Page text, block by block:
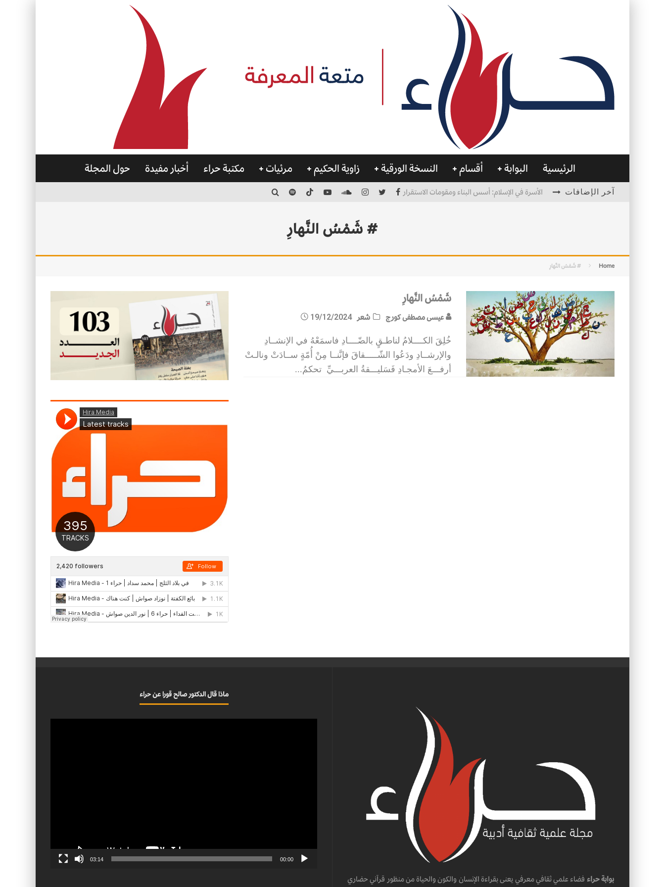
الرئيسية البوابة أقسام النسخة الورقية زاوية الحكيم مرئيات مكتبة حراء أخبار مفيدة حول المجلة
آخر الإضافات الأسرة في الإسلام: أسس البناء ومقومات الاستقرار
# شَمْسُ النَّهارِ
Home # شَمْسُ النَّهارِ
شَمْسُ النَّهارِ
عيسى مصطفى كورج شعر 19/12/2024
خُلِقَ الكــــلامُ لناطـقٍ بالضّــــادِ فاسمَعْهُ في الإنشــادِ
والإرشــادِ ودَعُوا الشّـــــقاقَ فإنَّنــا مِنْ أُمّةٍ ســادَتْ ونالـتْ
أرفـــعَ الأمجـادِ فَسَليـــقةُ العربـــيِّ تحكمُ...
بوابة حراء فضاء علمي ثقافي معرفي يعنى بقراءة الإنسان والكون والحياة من منظور قرآني حضاري
ماذا قال الدكتور صالح قورا عن حراء
00:00
03:14